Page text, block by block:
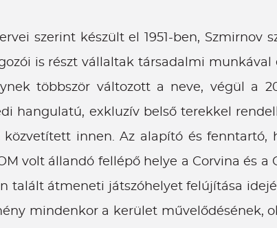
szerint készült el 1951-ben, Szmirnov
is részt vállaltak társadalmi munkával
többször változott a neve, végül a
hangulatú, exkluzív belső terekkel
közvetített innen. Az alapító és
volt állandó fellépő helye a Corvina és
talált átmeneti játszóhelyet felújítása
mindenkor a kerület művelődésének,